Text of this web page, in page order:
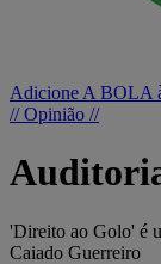
Adicione A BOLA
// Opinião //
'Direito ao Golo' é
Caiado Guerreiro